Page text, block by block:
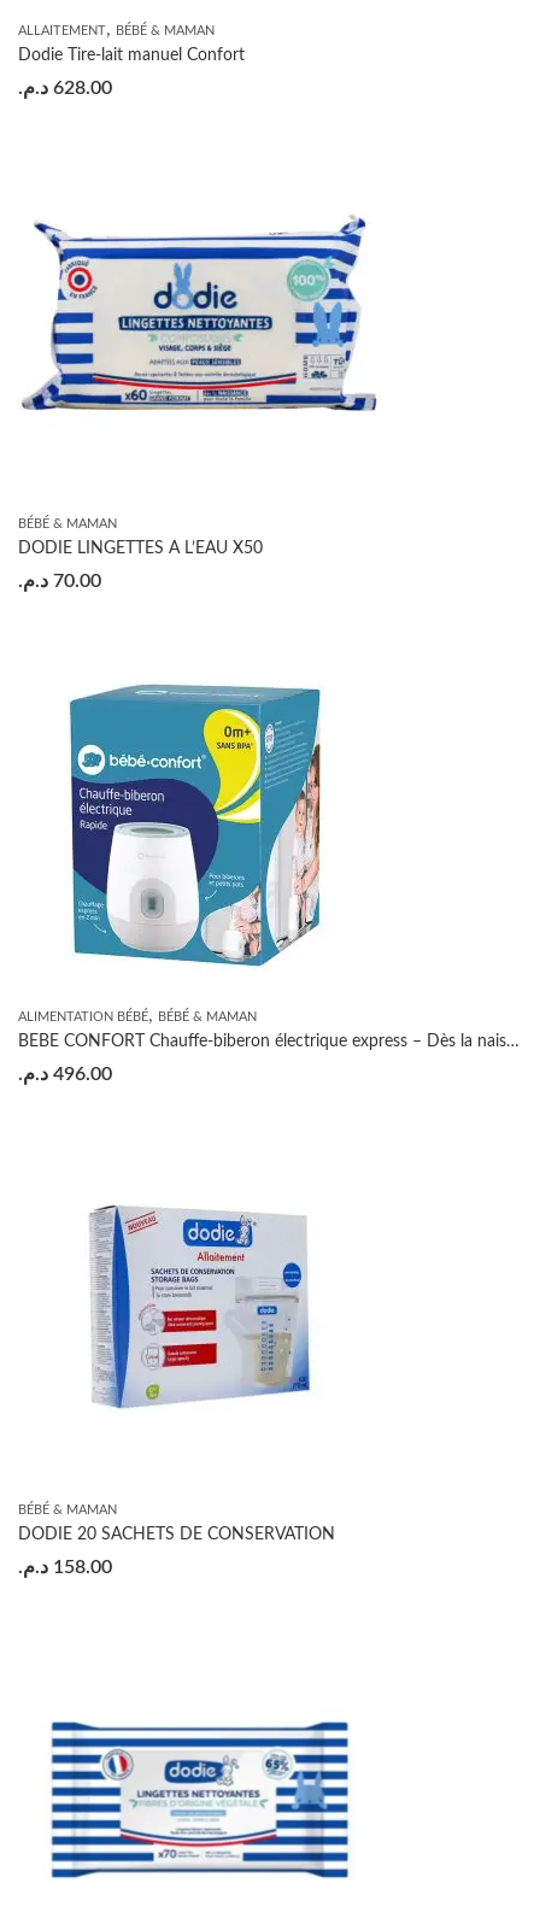
ALLAITEMENT, BÉBÉ & MAMAN
Dodie Tire-lait manuel Confort
628.00 د.م.
BÉBÉ & MAMAN
DODIE LINGETTES A L’EAU X50
70.00 د.م.
ALIMENTATION BÉBÉ, BÉBÉ & MAMAN
BEBE CONFORT Chauffe-biberon électrique express – Dès la naissance
496.00 د.م.
BÉBÉ & MAMAN
DODIE 20 SACHETS DE CONSERVATION
158.00 د.م.